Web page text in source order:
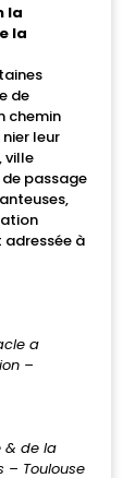
la
la
de
chemin
leur
ville
passage
à
a
–
& de la
– Toulouse